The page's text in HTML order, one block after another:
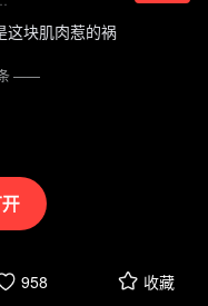
这块肌肉惹的祸
958 收藏
——